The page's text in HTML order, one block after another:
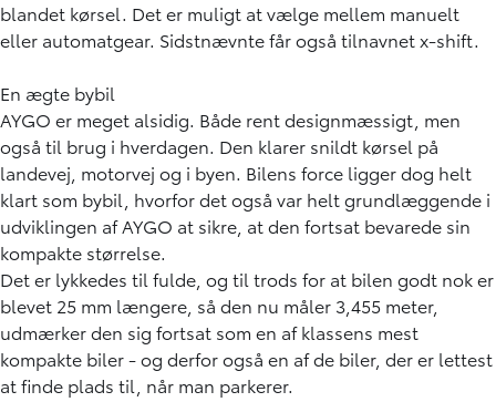
blandet kørsel. Det er muligt at vælge mellem manuelt
eller automatgear. Sidstnævnte får også tilnavnet x-shift.
En ægte bybil
AYGO er meget alsidig. Både rent designmæssigt, men
også til brug i hverdagen. Den klarer snildt kørsel på
landevej, motorvej og i byen. Bilens force ligger dog helt
klart som bybil, hvorfor det også var helt grundlæggende i
udviklingen af AYGO at sikre, at den fortsat bevarede sin
kompakte størrelse.
Det er lykkedes til fulde, og til trods for at bilen godt nok er
blevet 25 mm længere, så den nu måler 3,455 meter,
udmærker den sig fortsat som en af klassens mest
kompakte biler - og derfor også en af de biler, der er lettest
at finde plads til, når man parkerer.